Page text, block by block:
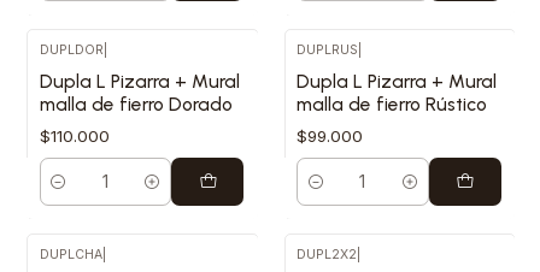
DUPLDOR
Dupla L Pizarra + Mural
malla de fierro Dorado
$110.000
Cantidad
DUPLRUS
Dupla L Pizarra + Mural
malla de fierro Rústico
$99.000
Cantidad
DUPLCHA| DUPL2X2